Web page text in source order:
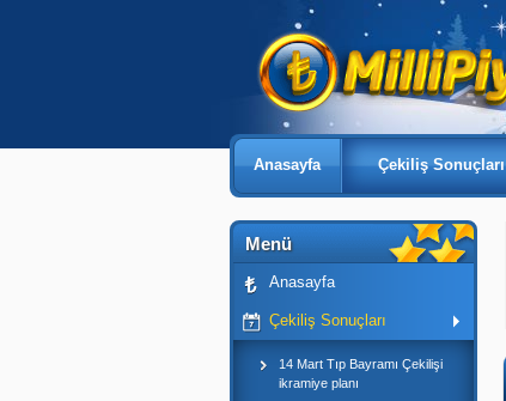
Anasayfa Çekiliş Sonuçları
Menü
Anasayfa
Çekiliş Sonuçları
14 Mart Tıp Bayramı Çekilişi
ikramiye planı